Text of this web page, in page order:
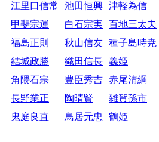
江里口信常
池田恒興 津軽為信
甲斐宗運
白石宗実 百地三太夫
福島正則
秋山信友 種子島時尭
結城政勝
織田信長 義姫
角隈石宗
豊臣秀吉 赤尾清綱
長野業正
陶晴賢 雑賀孫市
鬼庭良直
鳥居元忠 鶴姫